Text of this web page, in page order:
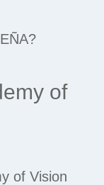
of
of Vision